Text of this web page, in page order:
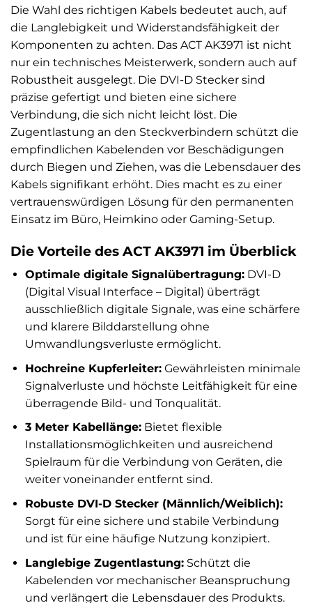
Die Wahl des richtigen Kabels bedeutet auch, auf
die Langlebigkeit und Widerstandsfähigkeit der
Komponenten zu achten. Das ACT AK3971 ist nicht
nur ein technisches Meisterwerk, sondern auch auf
Robustheit ausgelegt. Die DVI-D Stecker sind
präzise gefertigt und bieten eine sichere
Verbindung, die sich nicht leicht löst. Die
Zugentlastung an den Steckverbindern schützt die
empfindlichen Kabelenden vor Beschädigungen
durch Biegen und Ziehen, was die Lebensdauer des
Kabels signifikant erhöht. Dies macht es zu einer
vertrauenswürdigen Lösung für den permanenten
Einsatz im Büro, Heimkino oder Gaming-Setup.
Die Vorteile des ACT AK3971 im Überblick
Optimale digitale Signalübertragung:DVI-D
(Digital Visual Interface – Digital) überträgt
ausschließlich digitale Signale, was eine schärfere
und klarere Bilddarstellung ohne
Umwandlungsverluste ermöglicht.
Hochreine Kupferleiter:Gewährleisten minimale
Signalverluste und höchste Leitfähigkeit für eine
überragende Bild- und Tonqualität.
3 Meter Kabellänge:Bietet flexible
Installationsmöglichkeiten und ausreichend
Spielraum für die Verbindung von Geräten, die
weiter voneinander entfernt sind.
Robuste DVI-D Stecker (Männlich/Weiblich):
Sorgt für eine sichere und stabile Verbindung
und ist für eine häufige Nutzung konzipiert.
Langlebige Zugentlastung:Schützt die
Kabelenden vor mechanischer Beanspruchung
und verlängert die Lebensdauer des Produkts.